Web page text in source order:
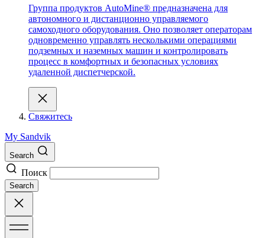
Группа продуктов AutoMine® предназначена для
автономного и дистанционно управляемого
самоходного оборудования. Оно позволяет операторам
одновременно управлять несколькими операциями
подземных и наземных машин и контролировать
процесс в комфортных и безопасных условиях
удаленной диспетчерской.
Свяжитесь
My Sandvik
Search
Поиск
Search